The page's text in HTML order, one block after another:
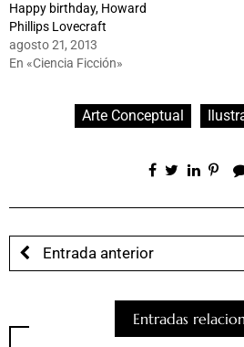
Happy birthday, Howard
Phillips Lovecraft
agosto 21, 2013
En «Ciencia Ficción»
Arte Conceptual
Entrada anterior
Entradas